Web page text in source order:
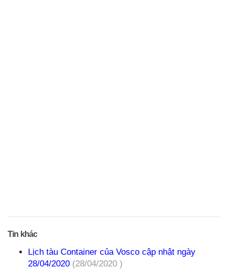
Tin khác
Lịch tàu Container của Vosco cập nhật ngày
28/04/2020 (28/04/2020 )